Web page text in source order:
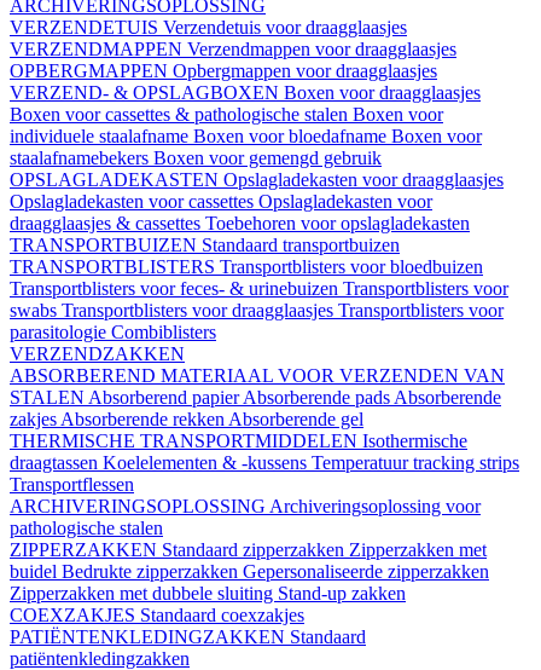
ARCHIVERINGSOPLOSSING
VERZENDETUIS Verzendetuis voor draagglaasjes
VERZENDMAPPEN Verzendmappen voor draagglaasjes
OPBERGMAPPEN Opbergmappen voor draagglaasjes
VERZEND- & OPSLAGBOXEN Boxen voor draagglaasjes
Boxen voor cassettes & pathologische stalen Boxen voor
individuele staalafname Boxen voor bloedafname Boxen voor
staalafnamebekers Boxen voor gemengd gebruik
OPSLAGLADEKASTEN Opslagladekasten voor draagglaasjes
Opslagladekasten voor cassettes Opslagladekasten voor
draagglaasjes & cassettes Toebehoren voor opslagladekasten
TRANSPORTBUIZEN Standaard transportbuizen
TRANSPORTBLISTERS Transportblisters voor bloedbuizen
Transportblisters voor feces- & urinebuizen Transportblisters voor
swabs Transportblisters voor draagglaasjes Transportblisters voor
parasitologie Combiblisters
VERZENDZAKKEN
ABSORBEREND MATERIAAL VOOR VERZENDEN VAN
STALEN Absorberend papierAbsorberende pads Absorberende
zakjes Absorberende rekken Absorberende gel
THERMISCHE TRANSPORTMIDDELEN Isothermische
draagtassen Koelelementen & -kussens Temperatuur tracking strips
Transportflessen
ARCHIVERINGSOPLOSSING Archiveringsoplossing voor
pathologische stalen
ZIPPERZAKKEN Standaard zipperzakken Zipperzakken met
buidel Bedrukte zipperzakken Gepersonaliseerde zipperzakken
Zipperzakken met dubbele sluiting Stand-up zakken
COEXZAKJES Standaard coexzakjes
PATIËNTENKLEDINGZAKKEN Standaard
patiëntenkledingzakken